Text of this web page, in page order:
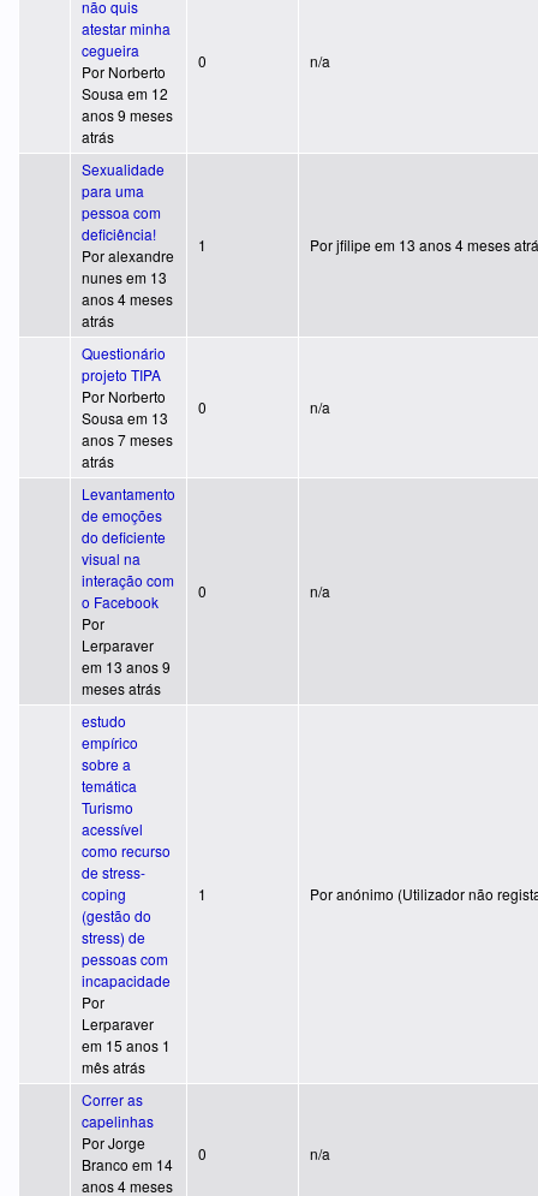
Tópico normal
não quis
atestar minha
cegueira
Por Norberto
Sousa em 12
anos 9 meses
atrás
0 n/a
Tópico normal
Sexualidade
para uma
pessoa com
deficiência!
Poralexandre
nunesem 13
anos 4 meses
atrás
1 Porjfilipe em 13 anos 4 meses
Tópico normal
Questionário
projeto TIPA
Por Norberto
Sousa em 13
anos 7 meses
atrás
0 n/a
Tópico normal
Levantamento
de emoções
do deficiente
visual na
interação com
o Facebook
Por
Lerparaver
em 13 anos 9
meses atrás
0 n/a
Tópico normal
estudo
empírico
sobre a
temática
Turismo
acessível
como recurso
de stress-
coping
(gestão do
stress) de
pessoas com
incapacidade
Por
Lerparaver
em 15 anos 1
mês atrás
1 Poranónimo (Utilizador não
Tópico normal
Correr as
capelinhas
PorJorge
Branco em 14
anos 4 meses
0 n/a